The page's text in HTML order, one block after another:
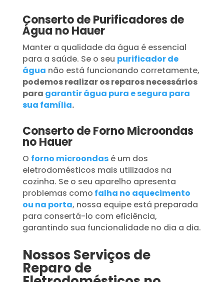
Conserto de Purificadores de
Água no Hauer
Manter a qualidade da água é essencial
para a saúde. Se o seu purificador de
água não está funcionando corretamente,
podemos realizar os reparos necessários
para garantir água pura e segura para
sua família.
Conserto de Forno Microondas
no Hauer
O forno microondasé um dos
eletrodomésticos mais utilizados na
cozinha. Se o seu aparelho apresenta
problemas como falha no aquecimento
ou na porta, nossa equipe está preparada
para consertá-lo com eficiência,
garantindo sua funcionalidade no dia a dia.
Nossos Serviços de
Reparo de